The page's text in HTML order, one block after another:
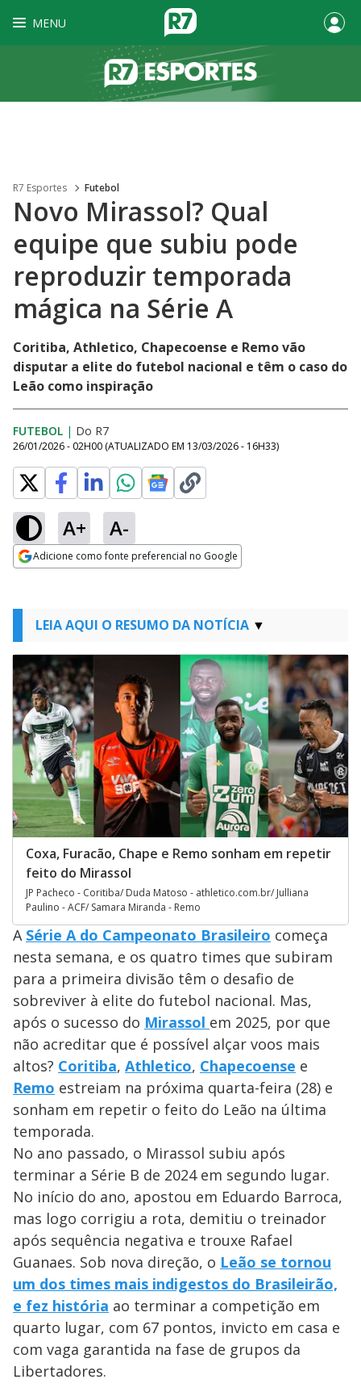
MENU
R7 Esportes Futebol
Novo Mirassol? Qual
equipe que subiu pode
reproduzir temporada
mágica na Série A
Coritiba, Athletico, Chapecoense e Remo vão
disputar a elite do futebol nacional e têm o caso do
Leão como inspiração
FUTEBOL | Do R7
26/01/2026 - 02H00 (ATUALIZADO EM 13/03/2026 - 16H33)
A+ A-
Adicione como fonte preferencial no Google
LEIA AQUI O RESUMO DA NOTÍCIA
Coxa, Furacão, Chape e Remo sonham em repetir
feito do Mirassol
JP Pacheco - Coritiba/ Duda Matoso - athletico.com.br/ Julliana
Paulino - ACF/ Samara Miranda - Remo
A Série A do Campeonato Brasileiro começa
nesta semana, e os quatro times que subiram
para a primeira divisão têm o desafio de
sobreviver à elite do futebol nacional. Mas,
após o sucesso do Mirassol em 2025, por que
não acreditar que é possível alçar voos mais
altos? Coritiba, Athletico, Chapecoense e
Remo estreiam na próxima quarta-feira (28) e
sonham em repetir o feito do Leão na última
temporada.
No ano passado, o Mirassol subiu após
terminar a Série B de 2024 em segundo lugar.
No início do ano, apostou em Eduardo Barroca,
mas logo corrigiu a rota, demitiu o treinador
após sequência negativa e trouxe Rafael
Guanaes. Sob nova direção, o Leão se tornou
um dos times mais indigestos do Brasileirão,
e fez história ao terminar a competição em
quarto lugar, com 67 pontos, invicto em casa e
com vaga garantida na fase de grupos da
Libertadores.